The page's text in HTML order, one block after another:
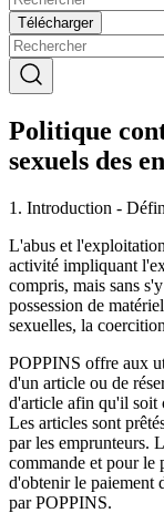
Télécharger
Politique
sexuels des
1. Introduction -
L'abus et
activité impliquant
compris, mais sans
possession de
sexuelles, la
POPPINS offre aux
d'un article ou de
d'article afin qu'il soit
Les articles sont
par les emprunteurs.
commande et pour le
d'obtenir le paiement
par POPPINS.